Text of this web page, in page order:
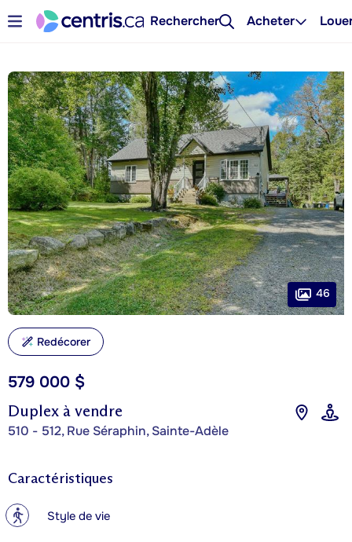
Rechercher Acheter
Duplex à vendre
510 - 512, Rue Séraphin, Sainte-Adèle
579 000 $
46
Redécorer
Caractéristiques
? Style de vie